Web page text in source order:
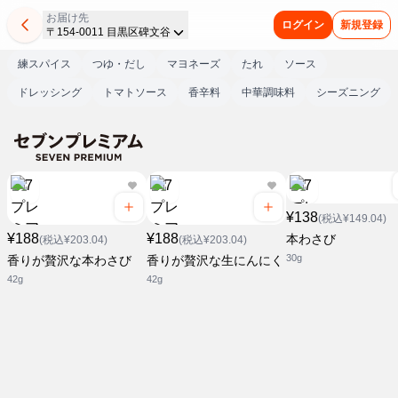
お届け先
〒154-0011 目黒区碑文谷
ログイン 新規登録
練スパイス つゆ・だし マヨネーズ たれ ソース
ドレッシング トマトソース 香辛料 中華調味料 シーズニング
¥188(税込¥203.04)
香りが贅沢な本わさび
42g
¥188(税込¥203.04)
香りが贅沢な生にんにく
42g
¥138(税込¥149.04)
本わさび
30g